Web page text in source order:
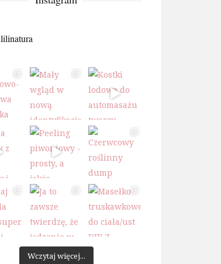
lilinatura
Wczytaj więcej...